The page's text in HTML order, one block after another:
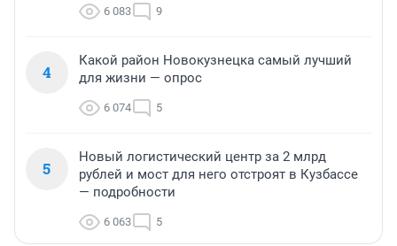
6 083 9
4
Какой район Новокузнецка самый лучший
для жизни — опрос
6 074 5
5
Новый логистический центр за 2 млрд
рублей и мост для него отстроят в Кузбассе
— подробности
6 063 5